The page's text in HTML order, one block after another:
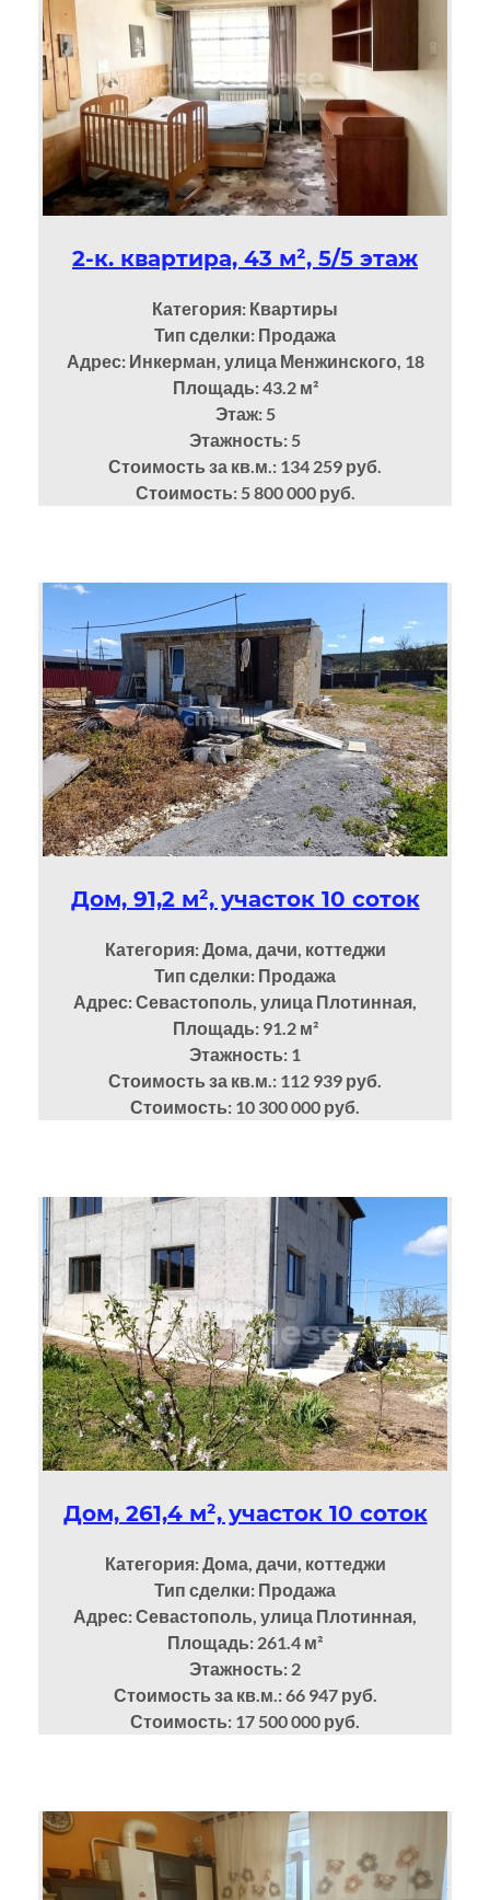
2-к. квартира, 43 м², 5/5 этаж
Категория: Квартиры
Тип сделки: Продажа
Адрес: Инкерман, улица Менжинского, 18
Площадь: 43.2м²
Этаж: 5
Этажность: 5
Стоимость за кв.м.: 134 259 руб.
Стоимость: 5 800 000 руб.
Дом, 91,2 м², участок 10 соток
Категория: Дома, дачи, коттеджи
Тип сделки: Продажа
Адрес: Севастополь, улица Плотинная,
Площадь: 91.2м²
Этажность: 1
Стоимость за кв.м.: 112 939 руб.
Стоимость: 10 300 000 руб.
Дом, 261,4 м², участок 10 соток
Категория: Дома, дачи, коттеджи
Тип сделки: Продажа
Адрес: Севастополь, улица Плотинная,
Площадь: 261.4 м²
Этажность: 2
Стоимость за кв.м.: 66 947 руб.
Стоимость: 17 500 000 руб.